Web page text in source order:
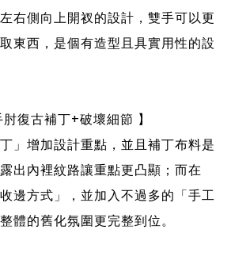
右側向上開衩的設計，雙手可以更
東西，是個有造型且具實用性的設
肘復古補丁+破壞細節 】
」增加設計重點，並且補丁布料是
出內裡紋路讓重點更凸顯；而在
邊方式」，並加入不過多的「手工
體的舊化氛圍更完整到位。